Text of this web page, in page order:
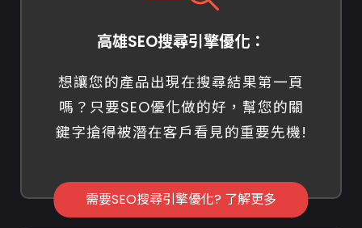
高雄SEO搜尋引擎優化：
想讓您的產品出現在搜尋結果第一頁
嗎？只要SEO優化做的好，幫您的關
鍵字搶得被潛在客戶看見的重要先機!
需要SEO搜尋引擎優化? 了解更多